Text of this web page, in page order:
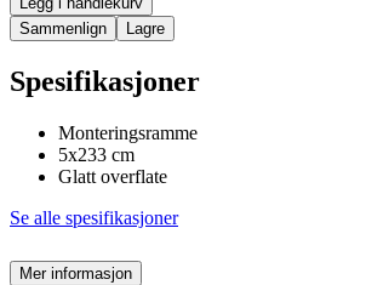
Sammenlign
Lagre
Spesifikasjoner
Monteringsramme
5x233 cm
Glatt overflate
Se alle spesifikasjoner
Mer informasjon